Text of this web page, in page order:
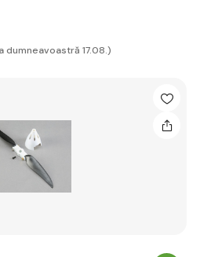
dumneavoastră 17.08.)